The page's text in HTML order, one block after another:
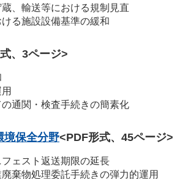
、輸送等における規制見直
る施設設備基準の緩和
、3ページ>
通関・検査手続きの簡素化
境保全分野<PDF形式、45ページ>
ェスト返送期限の延長
棄物処理委託手続きの弾力的運用